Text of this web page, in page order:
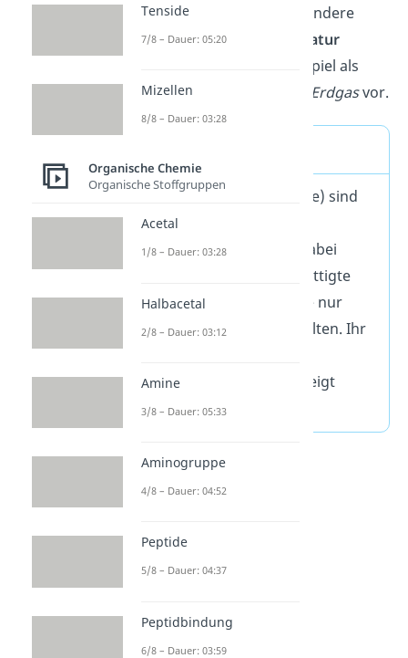
Manche sind gasförmig, andere
flüssig oder fest. In der
Natur
kommen Alkane zum Beispiel als
Bestandteile in
Erdgasvor.
Alkane (früher: Paraffine) sind
eine Stoffgruppe in der
organischen Chemie. Dabei
handelt es sich um gesättigte
Kohlenwasserstoffe, die nur
Einfachbildungen enthalten. Ihr
unverzweigt und verzweigt
unterteilt werden.
Tenside
7/8 – Dauer: 05:20
Mizellen
8/8 – Dauer: 03:28
Organische Chemie
Organische Stoffgruppen
Acetal
1/8 – Dauer: 03:28
Halbacetal
2/8 – Dauer: 03:12
Amine
3/8 – Dauer: 05:33
Aminogruppe
4/8 – Dauer: 04:52
Peptide
5/8 – Dauer: 04:37
Peptidbindung
6/8 – Dauer: 03:59